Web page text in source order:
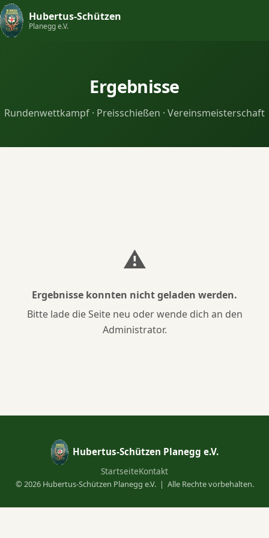
Hubertus-Schützen
Planegg e.V.
Ergebnisse
Rundenwettkampf · Preisschießen · Vereinsmeisterschaft
⚠️
Ergebnisse konnten nicht geladen werden.
Bitte lade die Seite neu oder wende dich an den
Administrator.
Hubertus-Schützen Planegg e.V.
StartseiteKontakt
© 2026Hubertus-Schützen Planegg e.V. | Alle Rechte vorbehalten.